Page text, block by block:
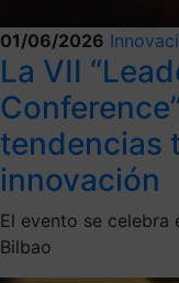
01/06/2026
La VII
tendencias
innovación
El evento se celebra
Bilbao